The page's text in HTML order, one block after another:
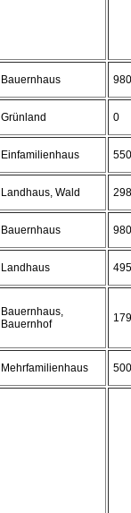
Bauernhaus
Grünland 0
Einfamilienhaus
Landhaus, Wald
Bauernhaus
Landhaus
Bauernhaus,
Bauernhof
Mehrfamilienhaus